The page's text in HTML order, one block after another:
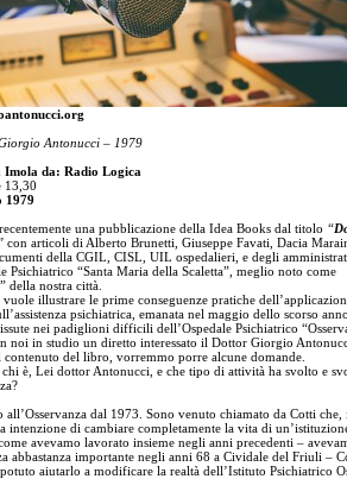
Antonucci – 1979
Imola da: Radio Logica
13,30
1979
recentemente una pubblicazione della Idea Books dal titolo “
con articoli di Alberto Brunetti, Giuseppe Favati, Dacia
della CGIL, CISL, UIL ospedalieri, e degli
Psichiatrico “Santa Maria della Scaletta”, meglio noto come
della nostra città.
illustrare le prime conseguenze pratiche
psichiatrica, emanata nel maggio dello scorso
nei padiglioni difficili dell’Ospedale Psichiatrico
noi in studio un diretto interessato il Dottor Giorgio
contenuto del libro, vorremmo porre alcune domande.
è, Lei dottor Antonucci, e che tipo di attività ha svolto e
all’Osservanza dal 1973. Sono venuto chiamato da Cotti che,
intenzione di cambiare completamente la vita di
avevamo lavorato insieme negli anni precedenti –
abbastanza importante negli anni 68 a Cividale del Friuli –
aiutarlo a modificare la realtà dell’Istituto Psichiatrico